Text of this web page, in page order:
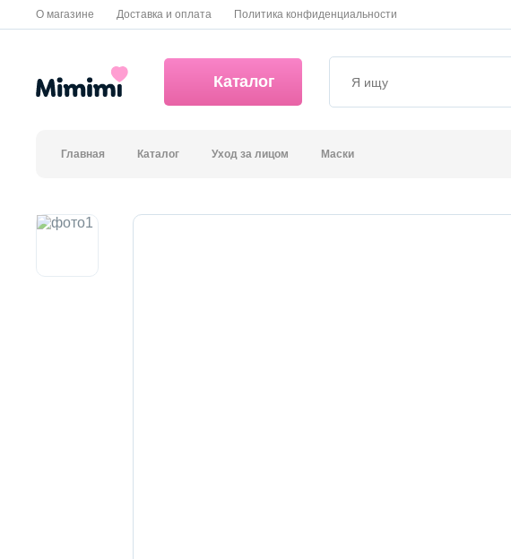
О магазине Доставка и оплата Политика конфиденциальности
Каталог
Главная Каталог Уход за лицом Маски